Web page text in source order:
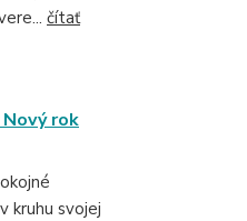
čítať
rok
kruhu svojej